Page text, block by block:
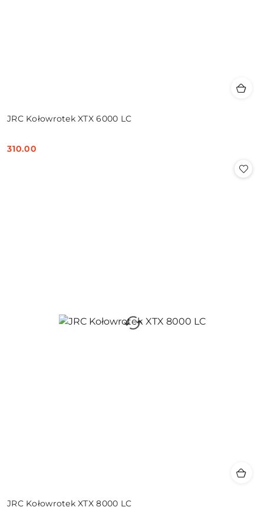
JRC Kołowrotek XTX 6000 LC
Cena:
310.00
JRC Kołowrotek XTX 8000 LC